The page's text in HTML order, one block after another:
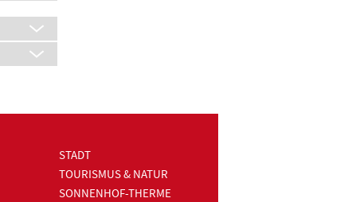
STADT
TOURISMUS & NATUR
SONNENHOF-THERME